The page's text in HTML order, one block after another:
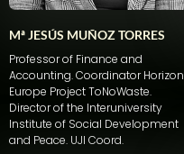
Mª JESÚS MUÑOZ TORRES
Professor of Finance and
Accounting. Coordinator Horizon
Europe ProjectToNoWaste.
Director of the Interuniversity
Institute of Social Development
and Peace. UJI Coord.